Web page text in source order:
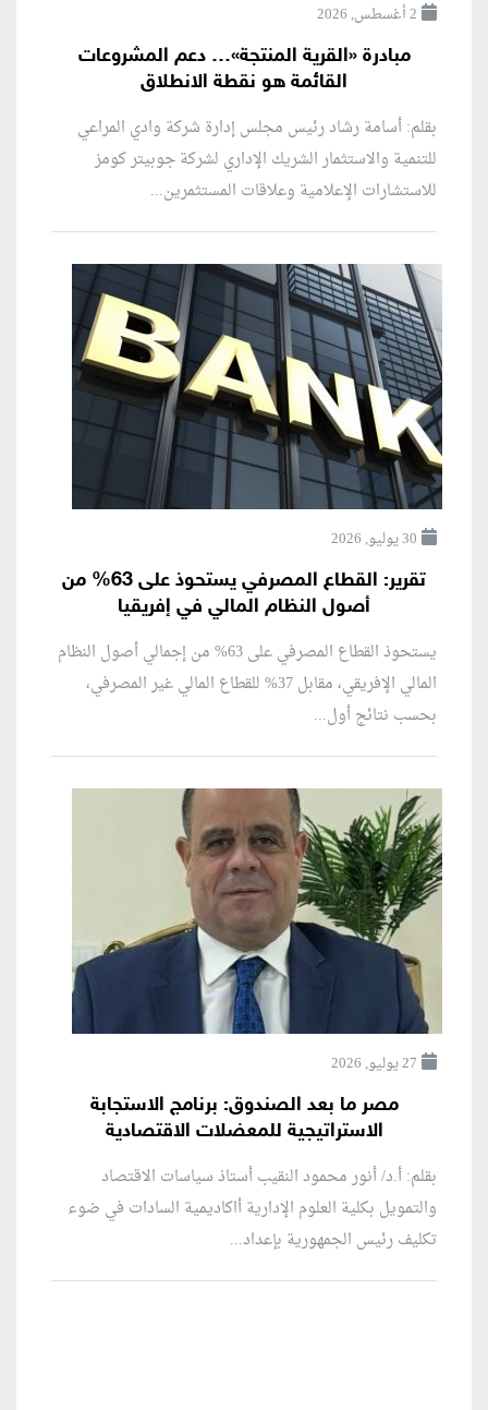
2 أغسطس, 2026
مبادرة «القرية المنتجة»… دعم المشروعات
القائمة هو نقطة الانطلاق
بقلم: أسامة رشاد رئيس مجلس إدارة شركة وادي المراعي
للتنمية والاستثمار الشريك الإداري لشركة جوبيتر كومز
للاستشارات الإعلامية وعلاقات المستثمرين...
30 يوليو, 2026
تقرير: القطاع المصرفي يستحوذ على 63% من
أصول النظام المالي في إفريقيا
يستحوذ القطاع المصرفي على 63% من إجمالي أصول النظام
المالي الإفريقي، مقابل 37% للقطاع المالي غير المصرفي،
بحسب نتائج أول...
27 يوليو, 2026
مصر ما بعد الصندوق: برنامج الاستجابة
الاستراتيجية للمعضلات الاقتصادية
بقلم: أ.د/ أنور محمود النقيب أستاذ سياسات الاقتصاد
والتمويل بكلية العلوم الإدارية أاكاديمية السادات في ضوء
تكليف رئيس الجمهورية بإعداد...